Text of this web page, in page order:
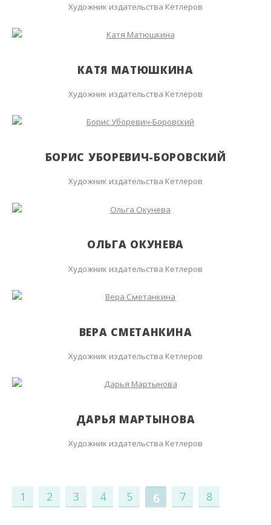
Художник издательства Кетлеров
КАТЯ МАТЮШКИНА
Художник издательства Кетлеров
БОРИС УБОРЕВИЧ-БОРОВСКИЙ
Художник издательства Кетлеров
ОЛЬГА ОКУНЕВА
Художник издательства Кетлеров
ВЕРА СМЕТАНКИНА
Художник издательства Кетлеров
ДАРЬЯ МАРТЫНОВА
Художник издательства Кетлеров
1 2 3 4 5 6 7 8